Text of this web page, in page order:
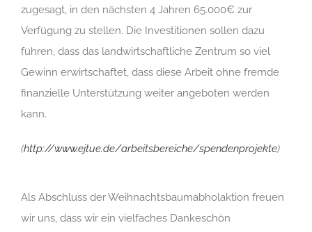
zugesagt, in den nächsten 4 Jahren 65.000€ zur
Verfügung zu stellen. Die Investitionen sollen dazu
führen, dass das landwirtschaftliche Zentrum so viel
Gewinn erwirtschaftet, dass diese Arbeit ohne fremde
finanzielle Unterstützung weiter angeboten werden
kann.
(http://www.ejtue.de/arbeitsbereiche/spendenprojekte)
Als Abschluss der Weihnachtsbaumabholaktion freuen
wir uns, dass wir ein vielfaches Dankeschön